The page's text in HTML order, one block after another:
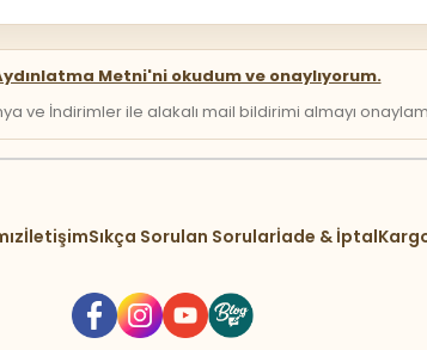
Metni'ni okudum ve onaylıyorum.
ve İndirimler ile alakalı mail bildirimi almayı onaylamış
İletişimSıkça Sorulan Sorularİade & İptal